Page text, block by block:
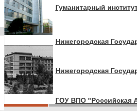
Гуманитарный
Нижегородская
Нижегородская
ГОУ ВПО "Российская